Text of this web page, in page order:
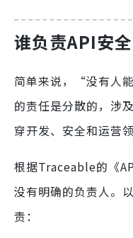
谁负责API安全
简单来说，“没有人
的责任是分散的，涉
穿开发、安全和运营
根据Traceable的《
没有明确的负责人。
责：